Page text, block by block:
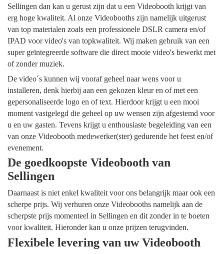
Sellingen dan kan u gerust zijn dat u een Videobooth krijgt van
erg hoge kwaliteit. Al onze Videobooths zijn namelijk uitgerust
van top materialen zoals een professionele DSLR camera en/of
IPAD voor video's van topkwaliteit. Wij maken gebruik van een
super geïntegreerde software die direct mooie video's bewerkt met
of zonder muziek.
De video´s kunnen wij vooraf geheel naar wens voor u
installeren, denk hierbij aan een gekozen kleur en of met een
gepersonaliseerde logo en of text. Hierdoor krijgt u een mooi
moment vastgelegd die geheel op uw wensen zijn afgestemd voor
u en uw gasten. Tevens krijgt u enthousiaste begeleiding van een
van onze Videobooth medewerker(ster) gedurende het feest en/of
evenement.
De goedkoopste Videobooth van
Sellingen
Daarnaast is niet enkel kwaliteit voor ons belangrijk maar ook een
scherpe prijs. Wij verhuren onze Videobooths namelijk aan de
scherpste prijs momenteel in Sellingen en dit zonder in te boeten
voor kwaliteit. Hieronder kan u onze prijzen terugvinden.
Flexibele levering van uw Videobooth